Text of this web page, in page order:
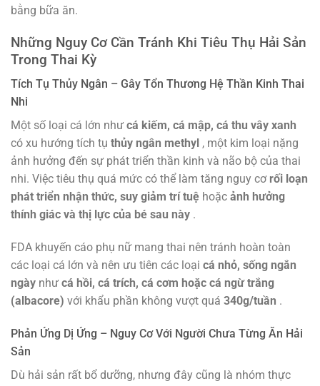
bằng bữa ăn.
Những Nguy Cơ Cần Tránh Khi Tiêu Thụ Hải Sản
Trong Thai Kỳ
Tích Tụ Thủy Ngân – Gây Tổn Thương Hệ Thần Kinh Thai
Nhi
Một số loại cá lớn như cá kiếm, cá mập, cá thu vây xanh
có xu hướng tích tụ thủy ngân methyl , một kim loại nặng
ảnh hưởng đến sự phát triển thần kinh và não bộ của thai
nhi. Việc tiêu thụ quá mức có thể làm tăng nguy cơ rối loạn
phát triển nhận thức, suy giảm trí tuệ hoặc ảnh hưởng
thính giác và thị lực của bé sau này .
FDA khuyến cáo phụ nữ mang thai nên tránh hoàn toàn
các loại cá lớn và nên ưu tiên các loại cá nhỏ, sống ngắn
ngày như cá hồi, cá trích, cá cơm hoặc cá ngừ trắng
(albacore) với khẩu phần không vượt quá 340g/tuần .
Phản Ứng Dị Ứng – Nguy Cơ Với Người Chưa Từng Ăn Hải
Sản
Dù hải sản rất bổ dưỡng, nhưng đây cũng là nhóm thực